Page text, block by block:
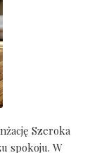
Szeroka
spokoju. W